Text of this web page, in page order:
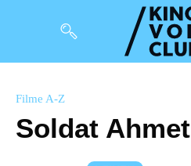
Magazin
Kuratierungen
Filme A-Z
Soldat Ahmet